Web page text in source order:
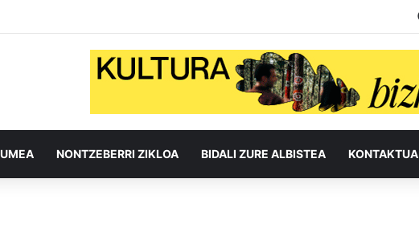
NONTZEBERRI ZIKLOA BIDALI ZURE ALBISTEA KONTAKTUA